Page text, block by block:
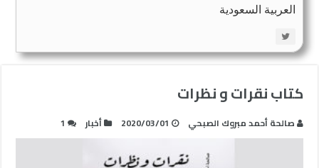
العربية السعودية
كتاب نقرات و نظرات
صالحة أحمد مبروك الصبحي 2020/03/01 أخبار 1